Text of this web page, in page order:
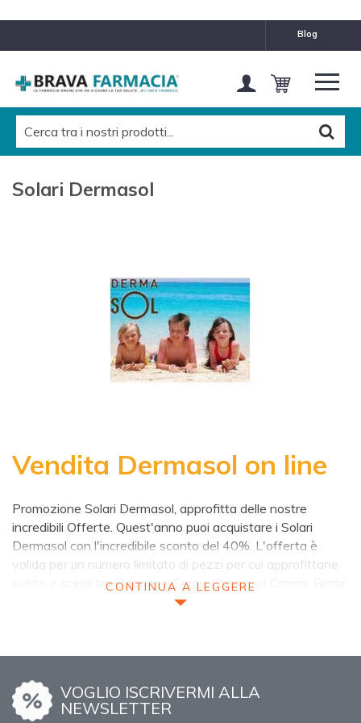
blog
Solari Dermasol
Vendita Dermasol on line
Promozione Solari Dermasol, approfitta delle nostre
incredibili Offerte. Quest'anno puoi acquistare i Solari
Dermasol con l'incredibile sconto del 40%. L'offerta è
valida per un numero limitato di pezzi per cui approfittane
subito e scegli tra Dermasol Spray, Dermasol Crema, Bimbi,
Dermasol Autopigmentante con protezione media,
Dermasol
Dermasol è un marchio presente in farmacia da più di 20
anni e da sempre è una marca nota per efficacia, sicurezza
CONTINUA A LEGGERE
VOGLIO ISCRIVERMI ALLA
NEWSLETTER